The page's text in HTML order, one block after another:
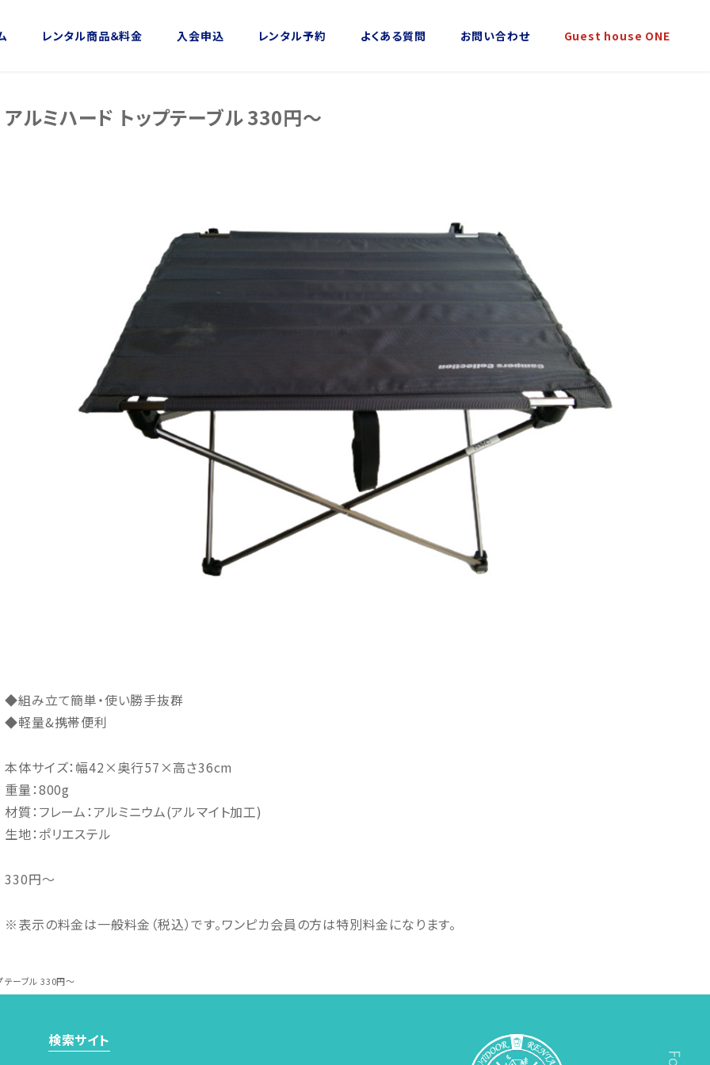
レンタル商品＆料金 入会申込 レンタル予約 よくある質問 お問い合わせ Guest house ONE
アルミハード トップテーブル 330円～
◆組み立て簡単・使い勝手抜群
◆軽量&携帯便利
本体サイズ：幅42×奥行57×高さ36cm
重量：800g
材質：フレーム：アルミニウム(アルマイト加工)
生地：ポリエステル
330円～
※表示の料金は一般料金（税込）です。ワンピカ会員の方は特別料金になります。
テーブル 330円～
検索サイト